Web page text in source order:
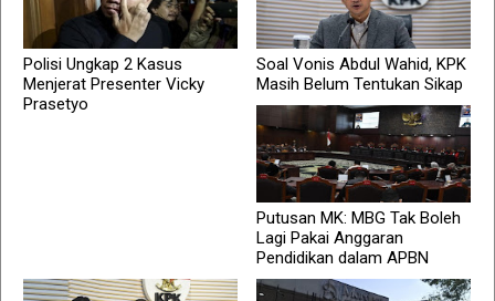
Polisi Ungkap 2 Kasus
Menjerat Presenter Vicky
Prasetyo
Soal Vonis Abdul Wahid, KPK
Masih Belum Tentukan Sikap
Putusan MK: MBG Tak Boleh
Lagi Pakai Anggaran
Pendidikan dalam APBN